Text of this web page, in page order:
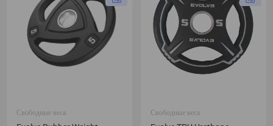
Свободные веса Свободные веса